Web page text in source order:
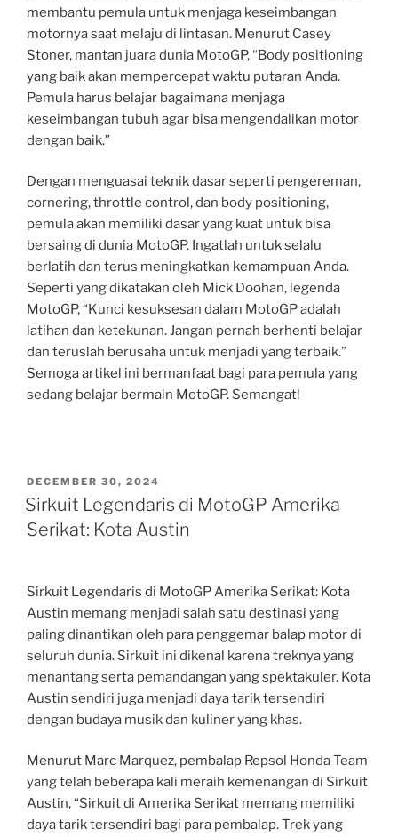
membantu pemula untuk menjaga keseimbangan
motornya saat melaju di lintasan. Menurut Casey
Stoner, mantan juara dunia MotoGP, “Body positioning
yang baik akan mempercepat waktu putaran Anda.
Pemula harus belajar bagaimana menjaga
keseimbangan tubuh agar bisa mengendalikan motor
dengan baik.”
Dengan menguasai teknik dasar seperti pengereman,
cornering, throttle control, dan body positioning,
pemula akan memiliki dasar yang kuat untuk bisa
bersaing di dunia MotoGP. Ingatlah untuk selalu
berlatih dan terus meningkatkan kemampuan Anda.
Seperti yang dikatakan oleh Mick Doohan, legenda
MotoGP, “Kunci kesuksesan dalam MotoGP adalah
latihan dan ketekunan. Jangan pernah berhenti belajar
dan teruslah berusaha untuk menjadi yang terbaik.”
Semoga artikel ini bermanfaat bagi para pemula yang
sedang belajar bermain MotoGP. Semangat!
POSTED
ON
DECEMBER 30, 2024
Sirkuit Legendaris di MotoGP Amerika
Serikat: Kota Austin
Sirkuit Legendaris di MotoGP Amerika Serikat: Kota
Austin memang menjadi salah satu destinasi yang
paling dinantikan oleh para penggemar balap motor di
seluruh dunia. Sirkuit ini dikenal karena treknya yang
menantang serta pemandangan yang spektakuler. Kota
Austin sendiri juga menjadi daya tarik tersendiri
dengan budaya musik dan kuliner yang khas.
Menurut Marc Marquez, pembalap Repsol Honda Team
yang telah beberapa kali meraih kemenangan di Sirkuit
Austin, “Sirkuit di Amerika Serikat memang memiliki
daya tarik tersendiri bagi para pembalap. Trek yang